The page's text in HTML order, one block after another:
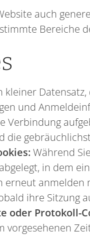
auch
Bereiche
kleiner
und
Verbindung
die
Während
in dem
erneut
ihre Sitzung
oder Protokoll-
vorgesehenen